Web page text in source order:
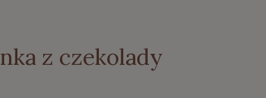
z czekolady